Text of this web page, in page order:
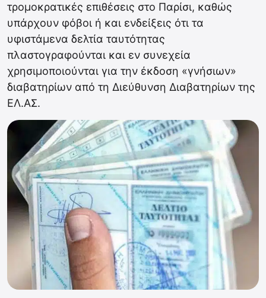
τρομοκρατικές επιθέσεις στο Παρίσι, καθώς
υπάρχουν φόβοι ή και ενδείξεις ότι τα
υφιστάμενα δελτία ταυτότητας
πλαστογραφούνται και εν συνεχεία
χρησιμοποιούνται για την έκδοση «γνήσιων»
διαβατηρίων από τη Διεύθυνση Διαβατηρίων της
ΕΛ.ΑΣ.